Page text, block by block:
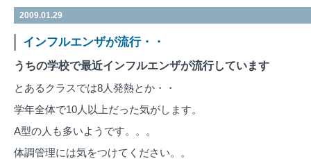
2009.01.29
インフルエンザが流行・・
うちの学校で最近インフルエンザが流行しています
とあるクラスでは8人発熱とか・・
学年全体で10人以上だった気がします。
A型の人も多いようです。。。
体調管理には気をつけてください。。